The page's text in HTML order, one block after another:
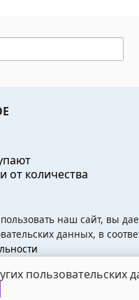
от количества
наш сайт, вы
данных, в
divsad.by -
пользовательских